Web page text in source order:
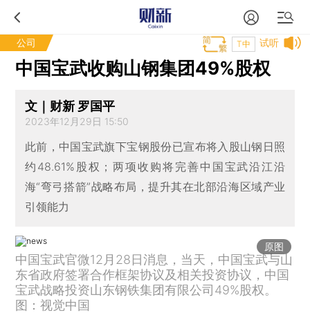
公司 试听
T中
中国宝武收购山钢集团49%股权
文｜财新 罗国平
2023年12月29日 15:50
此前，中国宝武旗下宝钢股份已宣布将入股山钢日照
约48.61%股权；两项收购将完善中国宝武沿江沿
海“弯弓搭箭”战略布局，提升其在北部沿海区域产业
引领能力
原图
中国宝武官微12月28日消息，当天，中国宝武与山
东省政府签署合作框架协议及相关投资协议，中国
宝武战略投资山东钢铁集团有限公司49%股权。
图：视觉中国